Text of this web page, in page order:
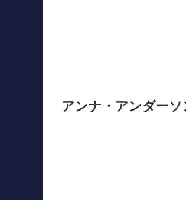
アンナ・アンダーソ